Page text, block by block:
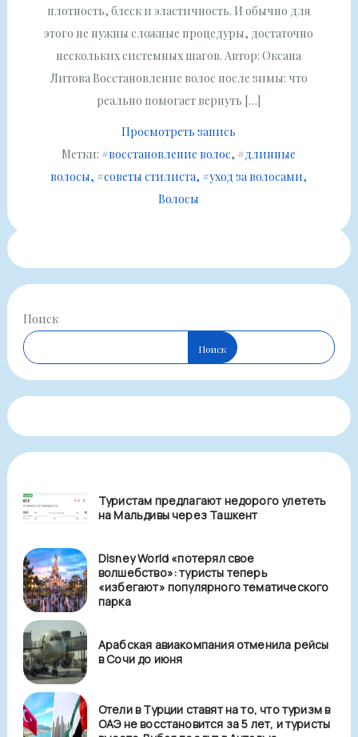
плотность, блеск и эластичность. И обычно для
этого не нужны сложные процедуры, достаточно
нескольких системных шагов. Автор: Оксана
Литова Восстановление волос после зимы: что
реально помогает вернуть […]
Просмотреть запись
Метки: #восстановление волос #длинные
волосы #советы стилиста #уход за волосами
Волосы
Поиск
Поиск
Туристам предлагают недорого улететь
на Мальдивы через Ташкент
Disney World «потерял свое
волшебство»: туристы теперь
«избегают» популярного тематического
парка
Арабская авиакомпания отменила рейсы
в Сочи до июня
Отели в Турции ставят на то, что туризм в
ОАЭ не восстановится за 5 лет, и туристы